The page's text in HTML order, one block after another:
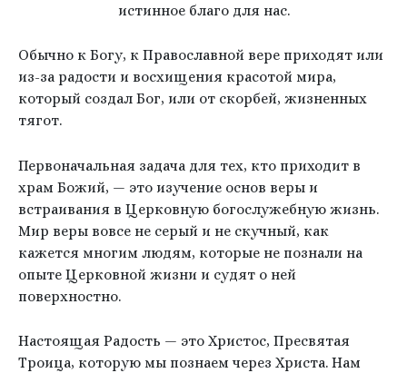
истинное благо для нас.
Обычно к Богу, к Православной вере приходят или
из-за радости и восхищения красотой мира,
который создал Бог, или от скорбей, жизненных
тягот.
Первоначальная задача для тех, кто приходит в
храм Божий, — это изучение основ веры и
встраивания в Церковную богослужебную жизнь.
Мир веры вовсе не серый и не скучный, как
кажется многим людям, которые не познали на
опыте Церковной жизни и судят о ней
поверхностно.
Настоящая Радость — это Христос, Пресвятая
Троица, которую мы познаем через Христа. Нам